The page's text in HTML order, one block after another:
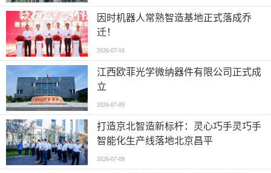
因时机器人常熟智造基地正式落成乔
迁！
2026-07-10
江西欧菲光学微纳器件有限公司正式成
立
2026-07-09
打造京北智造新标杆：灵心巧手灵巧手
智能化生产线落地北京昌平
2026-07-09